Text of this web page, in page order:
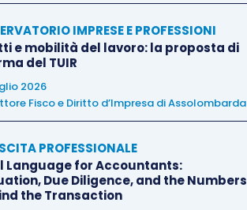
IMPRESE E PROFESSIONI
e mobilità del lavoro: la proposta di
del TUIR
2026
Fisco e Diritto d’Impresa di Assolombarda
PROFESSIONALE
Language for Accountants:
Due Diligence, and the Numbers
the Transaction